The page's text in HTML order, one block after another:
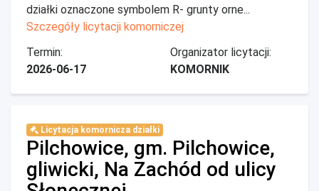
działki oznaczone symbolem R- grunty orne...
Szczegóły licytacji komorniczej
Termin:
2026-06-17
Organizator licytacji:
KOMORNIK
Licytacja komornicza działki
Pilchowice, gm. Pilchowice,
gliwicki, Na Zachód od ulicy